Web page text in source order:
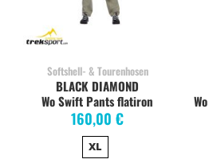
Softshell- & Tourenhosen
Wo Swift Pants flatiron
160,00 €
BLACK DIAMOND
XL